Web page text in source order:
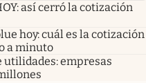
así cerró la cotización
hoy: cuál es la cotización
a minuto
utilidades: empresas